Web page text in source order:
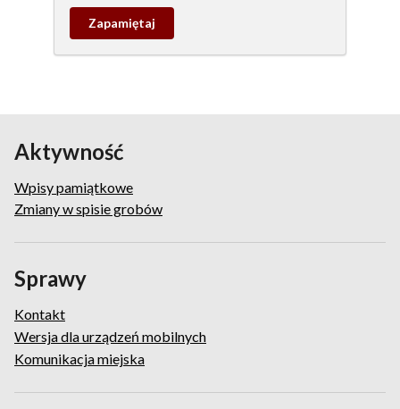
Zapamietaj
wpis
Aktywność
Wpisy pamiątkowe
Zmiany w spisie grobów
Sprawy
Kontakt
Wersja dla urządzeń mobilnych
Komunikacja miejska